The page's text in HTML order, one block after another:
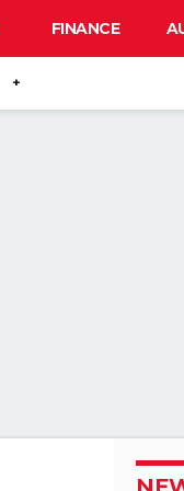
FINANCE
+